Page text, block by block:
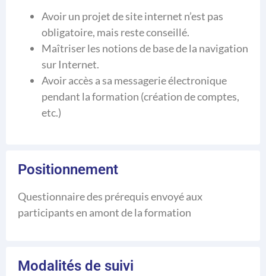
Avoir un projet de site internet n’est pas
obligatoire, mais reste conseillé.
Maîtriser les notions de base de la navigation
sur Internet.
Avoir accès a sa messagerie électronique
pendant la formation (création de comptes,
etc.)
Positionnement
Questionnaire des prérequis envoyé aux
participants en amont de la formation
Modalités de suivi